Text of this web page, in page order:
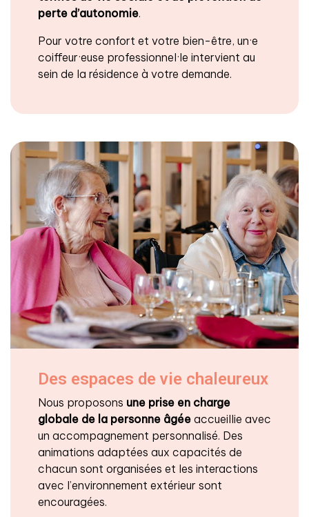
perte d’autonomie.
Pour votre confort et votre bien-être, un·e
coiffeur·euse professionnel·le intervient au
sein de la résidence à votre demande.
Des espaces de vie chaleureux
Nous proposons une prise en charge
globale de la personne âgée accueillie avec
un accompagnement personnalisé. Des
animations adaptées aux capacités de
chacun sont organisées et les interactions
avec l’environnement extérieur sont
encouragées.